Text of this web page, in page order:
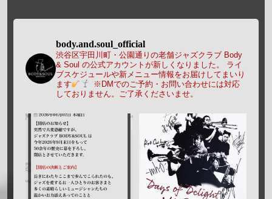
body.and.soul_official
渋谷区宇田川町・公園通りの老舗ジャズクラブ Body
& Soul の公式アカウントが新しくなりました。
ライ
ブスケジュールや新メニュー情報をお届けしてまいり
ます
※DMでのご予約・お問い合わせには対応
しておりません。ご了承くださいませ。